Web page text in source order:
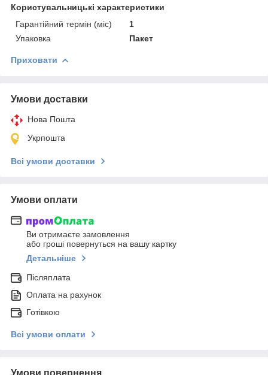
Користувальницькі характеристики
Гарантійний термін (міс)
1
Упаковка
Пакет
Приховати
Умови доставки
Нова Пошта
Укрпошта
Всі умови доставки
Умови оплати
Ви отримаєте замовлення
або гроші повернуться на вашу картку
Детальніше
Післяплата
Оплата на рахунок
Готівкою
Всі умови оплати